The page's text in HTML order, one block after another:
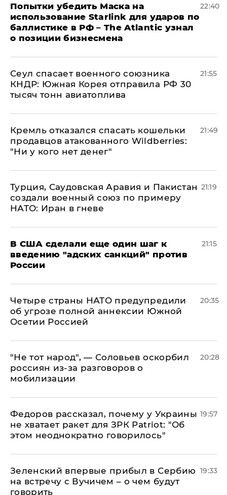
Попытки убедить Маска на
использование Starlink для ударов по
баллистике в РФ – The Atlantic узнал
о позиции бизнесмена
22:40
​Сеул спасает военного союзника
КНДР: Южная Корея отправила РФ 30
тысяч тонн авиатоплива
21:55
Кремль отказался спасать кошельки
продавцов атакованного Wildberries:
"Ни у кого нет денег"
21:49
Турция, Саудовская Аравия и Пакистан
создали военный союз по примеру
НАТО: Иран в гневе
21:19
В США сделали еще один шаг к
введению "адских санкций" против
России
21:15
Четыре страны НАТО предупредили
об угрозе полной аннексии Южной
Осетии Россией
20:35
​"Не тот народ", — Соловьев оскорбил
россиян из-за разговоров о
мобилизации
20:28
Федоров рассказал, почему у Украины
не хватает ракет для ЗРК Patriot: "Об
этом неоднократно говорилось"
19:57
Зеленский впервые прибыл в Сербию
на встречу с Вучичем – о чем будут
говорить
19:33